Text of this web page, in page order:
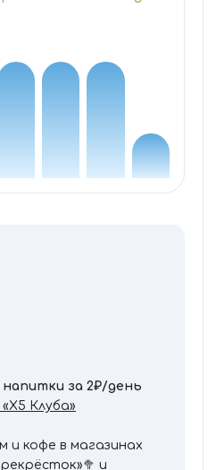
за 2₽/день
Клуба»
и кофе в магазинах
и